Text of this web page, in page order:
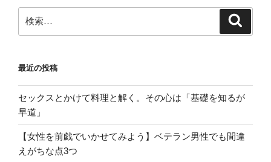
き
が
の
転
機！
マ
イ
ナ
ス
索:
最近の投稿
セックスとかけて料理と解く。その心は「基礎を知るが
早道」
【女性を前戯でいかせてみよう】ベテラン男性でも間違
えがちな点3つ